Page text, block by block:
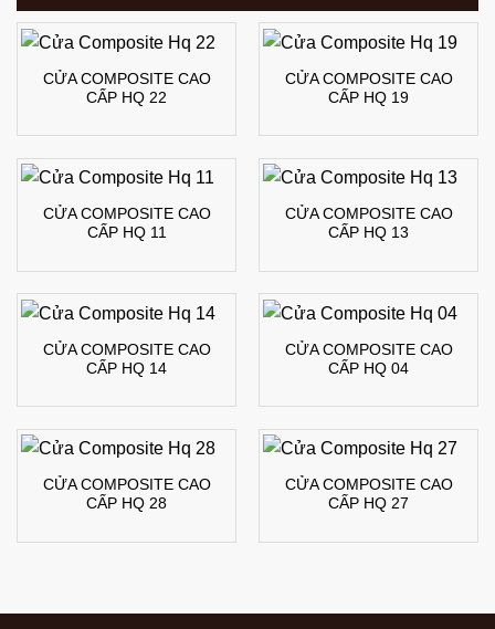
CỬA COMPOSITE CAO
CẤP HQ 22
CỬA COMPOSITE CAO
CẤP HQ 19
CỬA COMPOSITE CAO
CẤP HQ 11
CỬA COMPOSITE CAO
CẤP HQ 13
CỬA COMPOSITE CAO
CẤP HQ 14
CỬA COMPOSITE CAO
CẤP HQ 04
CỬA COMPOSITE CAO
CẤP HQ 28
CỬA COMPOSITE CAO
CẤP HQ 27